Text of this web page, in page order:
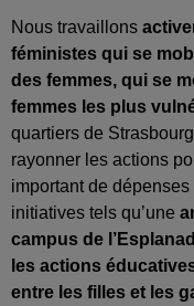
Nous travaillons
féministes qui se
des femmes, qui se
femmes les plus
quartiers de
rayonner les actions
important de
initiatives tels qu’une
campus de
les actions
entre les filles et les